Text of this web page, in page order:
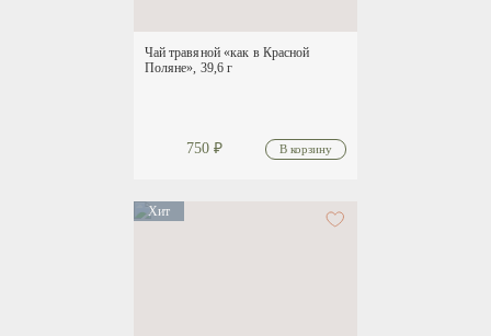
Чай травяной «как в Красной
Поляне», 39,6 г
750 ₽
Хит